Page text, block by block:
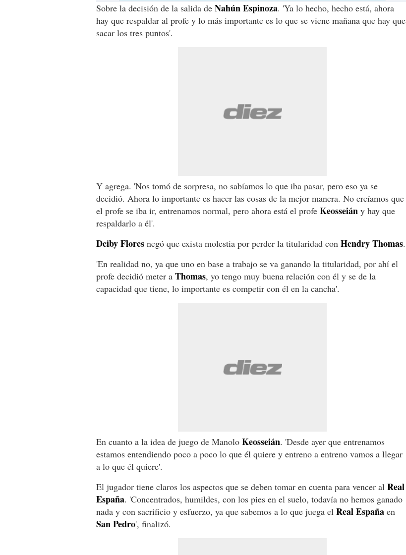
Sobre la decisión de la salida de NahúnEspinoza. 'Ya lo hecho, hecho está, ahora
hay que respaldar al profe y lo más importante es lo que se viene mañana que hay que
sacar los tres puntos'.
Y agrega. 'Nos tomó de sorpresa, no sabíamos lo que iba pasar, pero eso ya se
decidió. Ahora lo importante es hacer las cosas de la mejor manera. No creíamos que
el profe se iba ir, entrenamos normal, pero ahora está el profe Keosseián y hay que
respaldarlo a él'.
DeibyFlores negó que exista molestia por perder la titularidad con HendryThomas.
'En realidad no, ya que uno en base a trabajo se va ganando la titularidad, por ahí el
profe decidió meter a Thomas, yo tengo muy buena relación con él y se de la
capacidad que tiene, lo importante es competir con él en la cancha'.
En cuanto a la idea de juego de Manolo Keosseián. 'Desde ayer que entrenamos
estamos entendiendo poco a poco lo que él quiere y entreno a entreno vamos a llegar
a lo que él quiere'.
El jugador tiene claros los aspectos que se deben tomar en cuenta para vencer al Real
España. 'Concentrados, humildes, con los pies en el suelo, todavía no hemos ganado
nada y con sacrificio y esfuerzo, ya que sabemos a lo que juega el RealEspaña en
SanPedro', finalizó.